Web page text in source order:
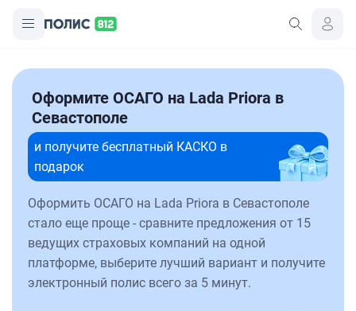
Оформите ОСАГО на Lada Priora в
Севастополе
и получите бесплатный КАСКО в
подарок
Оформить ОСАГО на Lada Priora в Севастополе
стало еще проще - сравните предложения от 15
ведущих страховых компаний на одной
платформе, выберите лучший вариант и получите
электронный полис всего за 5 минут.